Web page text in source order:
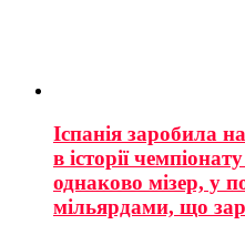
Іспанія заробила
в історії
однаково мізер, у
мільярдами, що